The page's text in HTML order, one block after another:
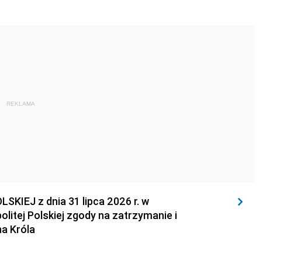
REKLAMA
z dnia 31 lipca 2026 r. w
Polskiej zgody na zatrzymanie i
Króla